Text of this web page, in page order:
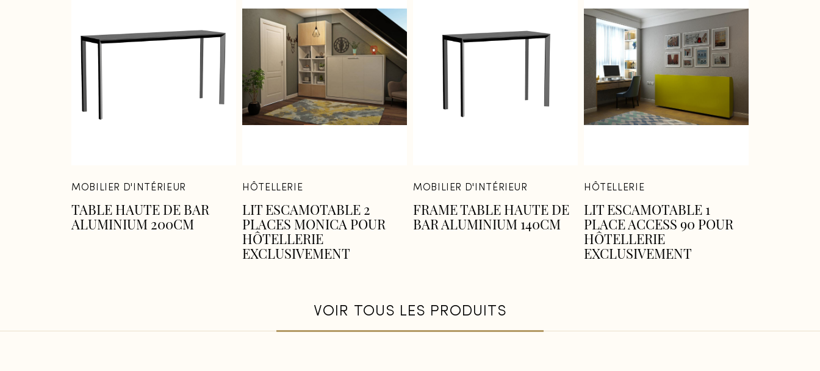
MOBILIER D'INTÉRIEUR
TABLE HAUTE DE BAR
ALUMINIUM 200CM
HÔTELLERIE
LIT ESCAMOTABLE 2
PLACES MONICA POUR
HÔTELLERIE
EXCLUSIVEMENT
MOBILIER D'INTÉRIEUR
FRAME TABLE HAUTE DE
BAR ALUMINIUM 140CM
HÔTELLERIE
LIT ESCAMOTABLE 1
PLACE ACCESS 90 POUR
HÔTELLERIE
EXCLUSIVEMENT
VOIR TOUS LES PRODUITS